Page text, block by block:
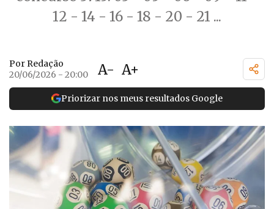
12 - 14 - 16 - 18 - 20 - 21 ...
Por Redação
20/06/2026 - 20:00
A- A+
Priorizar nos meus resultados Google